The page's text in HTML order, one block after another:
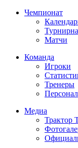
Чемпионат
Матчи
Команда
Игроки
Тренеры
Персонал
Медиа
Трактор